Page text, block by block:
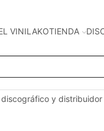
VINILAKOTIENDA
discográfico y